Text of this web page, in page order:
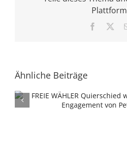
Facebook
Ähnliche Beiträge
Hundesteuer:
Entlastung für